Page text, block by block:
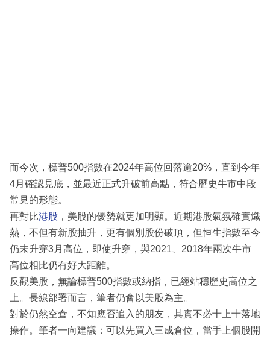
而今次，標普500指數在2024年高位回落逾20%，直到今年
4月確認見底，並最近正式升破前高點，符合歷史牛市中段
常見的形態。
再對比港股 ，美股的優勢就更加明顯。近期港股氣氛確實熾
熱，不但有新股抽升，更有個別股份破頂，但恒生指數至今
仍未升穿3月高位，即使升穿，與2021、2018年兩次牛市
高位相比仍有好大距離。
反觀美股，無論標普500指數或納指，已經站穩歷史高位之
上。長線部署而言，筆者仍會以美股為主。
對於仍然空倉，不知應否追入的朋友，其實不必十上十落地
操作。筆者一向建議：可以先買入三成倉位，當手上個股開